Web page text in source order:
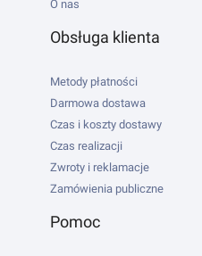
O nas
Obsługa klienta
Metody płatności
Darmowa dostawa
Czas i koszty dostawy
Czas realizacji
Zwroty i reklamacje
Zamówienia publiczne
Pomoc